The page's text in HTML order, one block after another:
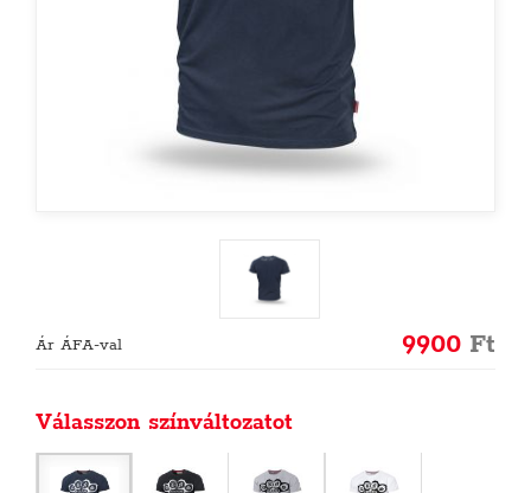
Ár ÁFA-val 9900 Ft
Válasszon színváltozatot